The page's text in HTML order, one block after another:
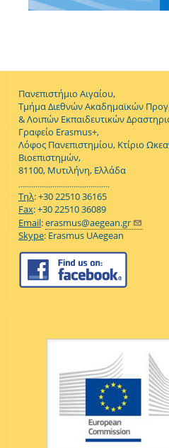
Πανεπιστήμιο Αιγαίου,
Τμήμα Διεθνών Ακαδημαϊκών
& Λοιπών Εκπαιδευτικών
Γραφείο Erasmus+,
Λόφος Πανεπιστημίου, Κτίριο
Βιοεπιστημών,
81100, Μυτιλήνη, Ελλάδα
...........................................
Τηλ: +30 22510 36165
Fax: +30 22510 36089
Email:erasmus@aegean.gr
Skype: Erasmus UAegean